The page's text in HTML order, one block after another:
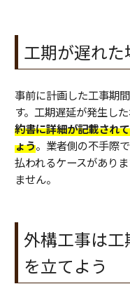
工期が遅れた
事前に計画した工事期
す。工期遅延が発生し
約書に詳細が記載され
ょう。業者側の不手際
払われるケースがあり
ません。
外構工事は
を立てよう